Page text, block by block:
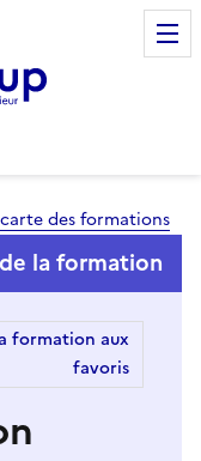
des formations
la formation
formation aux
favoris